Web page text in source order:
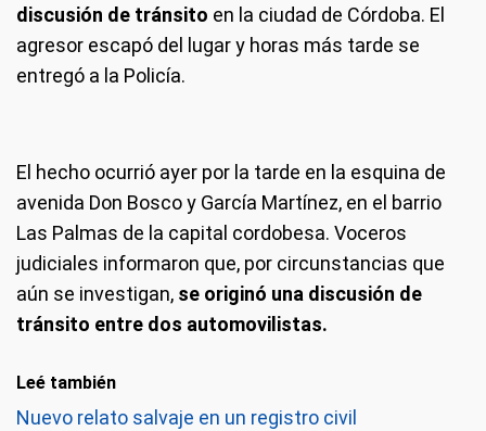
discusión de tránsito en la ciudad de Córdoba. El
agresor escapó del lugar y horas más tarde se
entregó a la Policía.
El hecho ocurrió ayer por la tarde en la esquina de
avenida Don Bosco y García Martínez, en el barrio
Las Palmas de la capital cordobesa. Voceros
judiciales informaron que, por circunstancias que
aún se investigan, se originó una discusión de
tránsito entre dos automovilistas.
Leé también
Nuevo relato salvaje en un registro civil